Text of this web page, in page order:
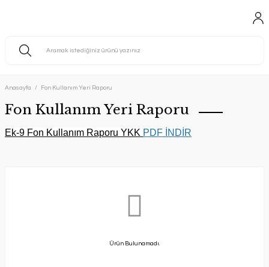
Anasayfa Fon Kullanım Yeri Raporu
Fon Kullanım Yeri Raporu
Ek-9 Fon Kullanım Raporu YKK PDF İNDİR
Ürün Bulunamadı.